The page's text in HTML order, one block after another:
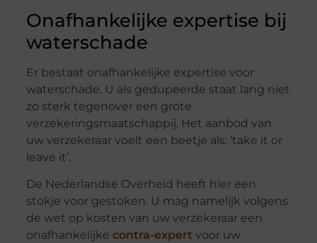
Onafhankelijke expertise bij
waterschade
Er bestaat onafhankelijke expertise voor
waterschade. U als gedupeerde staat lang niet
zo sterk tegenover een grote
verzekeringsmaatschappij. Het aanbod van
uw verzekeraar voelt een beetje als: ’take it or
leave it’.
De Nederlandse Overheid heeft hier een
stokje voor gestoken. U mag namelijk volgens
de wet op kosten van uw verzekeraar een
onafhankelijke contra-expert voor uw